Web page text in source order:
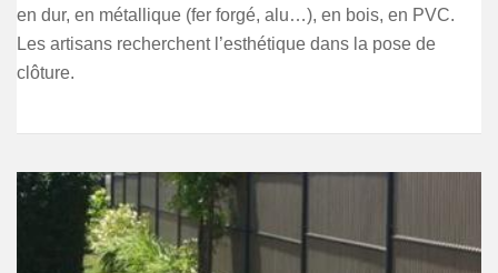
en dur, en métallique (fer forgé, alu…), en bois, en PVC.
Les artisans recherchent l’esthétique dans la pose de
clôture.